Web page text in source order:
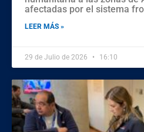
afectadas por el sistema
LEER MÁS »
29 de Julio de 2026 16:10